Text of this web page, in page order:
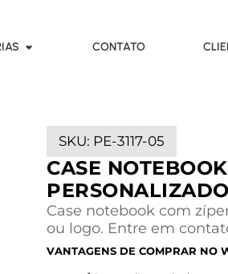
CONTATO
SKU: PE-3117-05
CASE
PERSONALIZADO
Case notebook com
ou logo. Entre em
VANTAGENS DE COMPRAR NO